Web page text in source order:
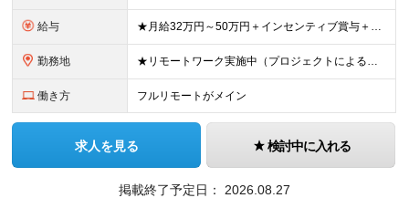
給与 ★月給32万円～50万円＋インセンティブ賞与＋決算賞与★ （30時間の固定残業代、一律月54,750円を含む。超過分は支給） ※経験・スキルを考慮の上、決定 ※昇給：随時あり 【インセンティブについ
勤務地 ★リモートワーク実施中（プロジェクトによる） ※一部フルリモートあり 【本社】 東京都千代田区五番町4-8 日立五番町ビル 5F 【その他勤務先】 ・北海道札幌市中央区大通東 ・宮城県仙台市青葉区
働き方 フルリモートがメイン
求人を見る 検討中に入れる
掲載終了予定日： 2026.08.27